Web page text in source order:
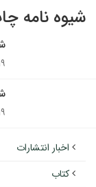
شیوه نامه
۱۹
۱۹
اخبار انتشارات
کتاب